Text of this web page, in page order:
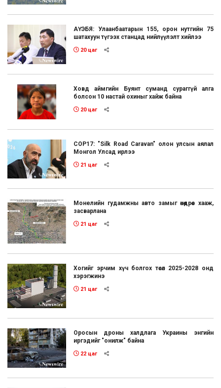
АҮЭБЯ: Улаанбаатарын 155, орон нутгийн 75
шатахуун түгээх станцад нийлүүлэлт хийлээ
20 цаг
Ховд аймгийн Буянт суманд сураггүй алга
болсон 10 настай охиныг хайж байна
20 цаг
COP17: "Silk Road Caravan" олон улсын аялал
Монгол Улсад ирлээ
21 цаг
Монелийн гудамжны авто замыг өнөөдрөөс хааж,
засварлана
21 цаг
Хогийг эрчим хүч болгох төсөл 2025-2028 онд
хэрэгжинэ
21 цаг
Оросын дроны халдлага Украины энгийн
иргэдийг "онилж" байна
22 цаг